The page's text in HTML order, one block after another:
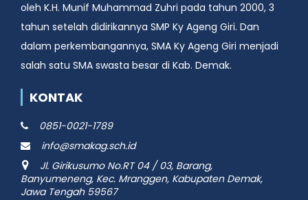
oleh K.H. Munif Muhammad Zuhri pada tahun 2000, 3
tahun setelah didirikannya SMP Ky Ageng Giri. Dan
dalam perkembangannya, SMA Ky Ageng Giri menjadi
salah satu SMA swasta besar di Kab. Demak.
KONTAK
0851-0021-1789
info@smakag.sch.id
Jl. Girikusumo No.RT 04 / 03, Barang,
Banyumeneng, Kec. Mranggen, Kabupaten Demak,
Jawa Tengah 59567